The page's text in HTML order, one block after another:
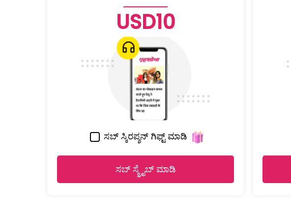
USD10
ಸಬ್ ಸ್ಕಿರಪ್ಶನ್ ಗಿಫ್ಟ್ ಮಾಡಿ
ಸಬ್ ಸ್ಕ್ರೈಬ್ ಮಾಡಿ